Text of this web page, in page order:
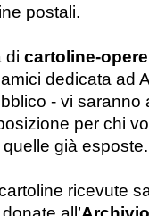
postali.
di cartoline-opere
dedicata ad
- vi saranno
per chi
già esposte.
ricevute